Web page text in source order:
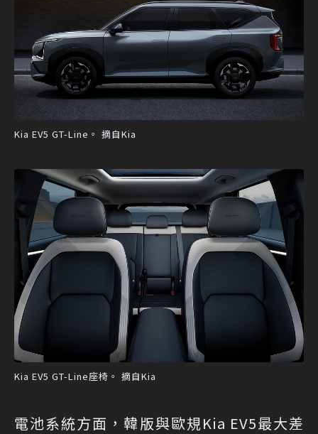
Kia EV5 GT-Line。 摘自Kia
Kia EV5 GT-Line座椅。 摘自Kia
電池系統方面，韓版與歐規Kia EV5最大差